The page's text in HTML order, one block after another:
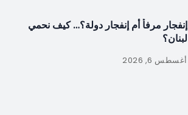
إنفجار مرفأ أم إنفجار دولة؟… كيف نحمي
لبنان؟
أغسطس 6, 2026